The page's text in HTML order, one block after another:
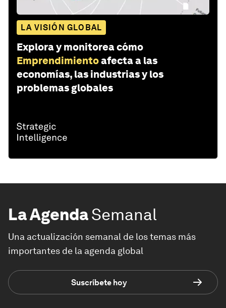
LA VISIÓN GLOBAL
Explora y monitorea cómo
Emprendimientoafecta a las
economías, las industrias y los
problemas globales
La AgendaSemanal
Una actualización semanal de los temas más
importantes de la agenda global
Suscríbete hoy